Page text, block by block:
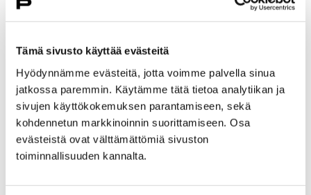
Tämä sivusto käyttää evästeitä
Hyödynnämme evästeitä, jotta voimme palvella sinua
jatkossa paremmin. Käytämme tätä tietoa analytiikan ja
sivujen käyttökokemuksen parantamiseen, sekä
kohdennetun markkinoinnin suorittamiseen. Osa
evästeistä ovat välttämättömiä sivuston
toiminnallisuuden kannalta.
Etusivu Kasvatus ja koulutus
Lukio
Porin lukio
Yhteistyö
Kehittämishankkeet
Päättyneet hankkeet
Priima
Katsaus kevääseen 2024
Katsaus kevääseen 2024